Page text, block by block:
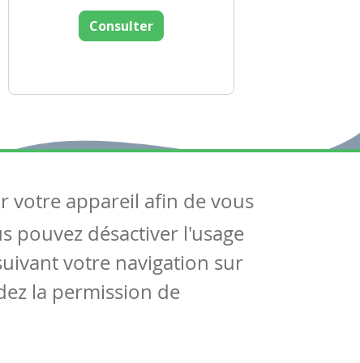
Consulter
nous
nous
scolaire
votre appareil afin de vous
pouvez désactiver l'usage
votre navigation sur
la permission de